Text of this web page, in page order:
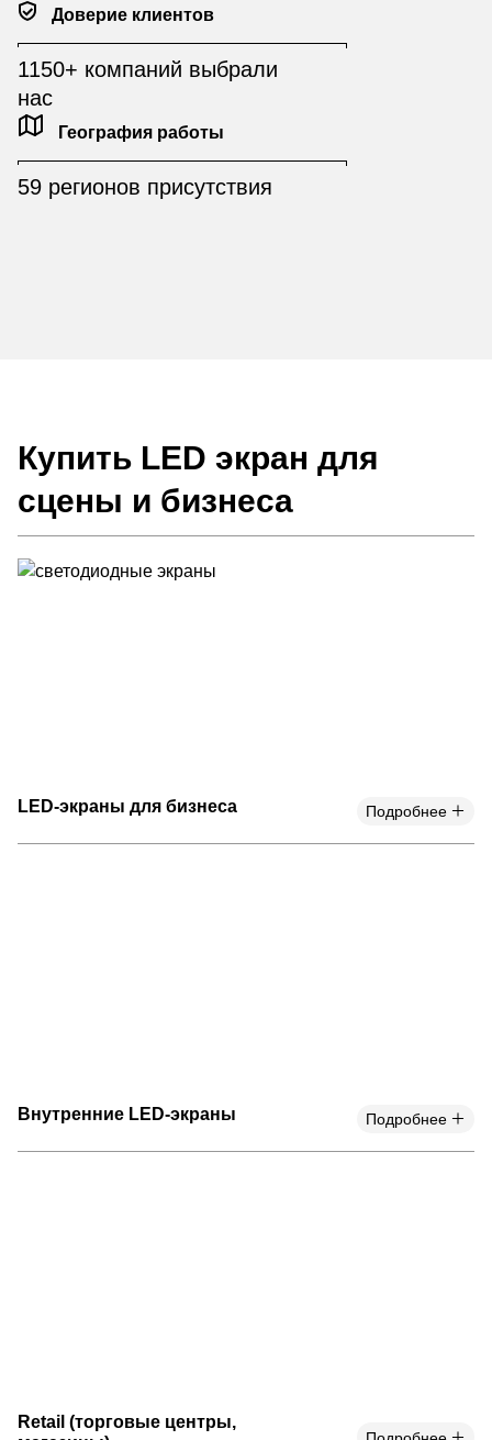
Доверие клиентов
1150+ компаний выбрали
нас
География работы
59 регионов присутствия
Купить LED экран для
сцены и бизнеса
LED-экраны для бизнеса Подробнее
Внутренние LED-экраны Подробнее
Retail (торговые центры,